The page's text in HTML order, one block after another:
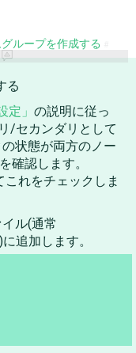
ループを作成する
る
定」 の説明に従っ
/セカンダリとして
状態が両方のノー
確認します。
これをチェックしま
ル(通常
)に追加します。